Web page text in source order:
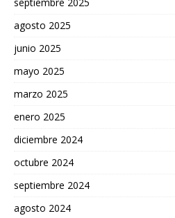
agosto 2025
junio 2025
mayo 2025
marzo 2025
enero 2025
diciembre 2024
octubre 2024
septiembre 2024
agosto 2024